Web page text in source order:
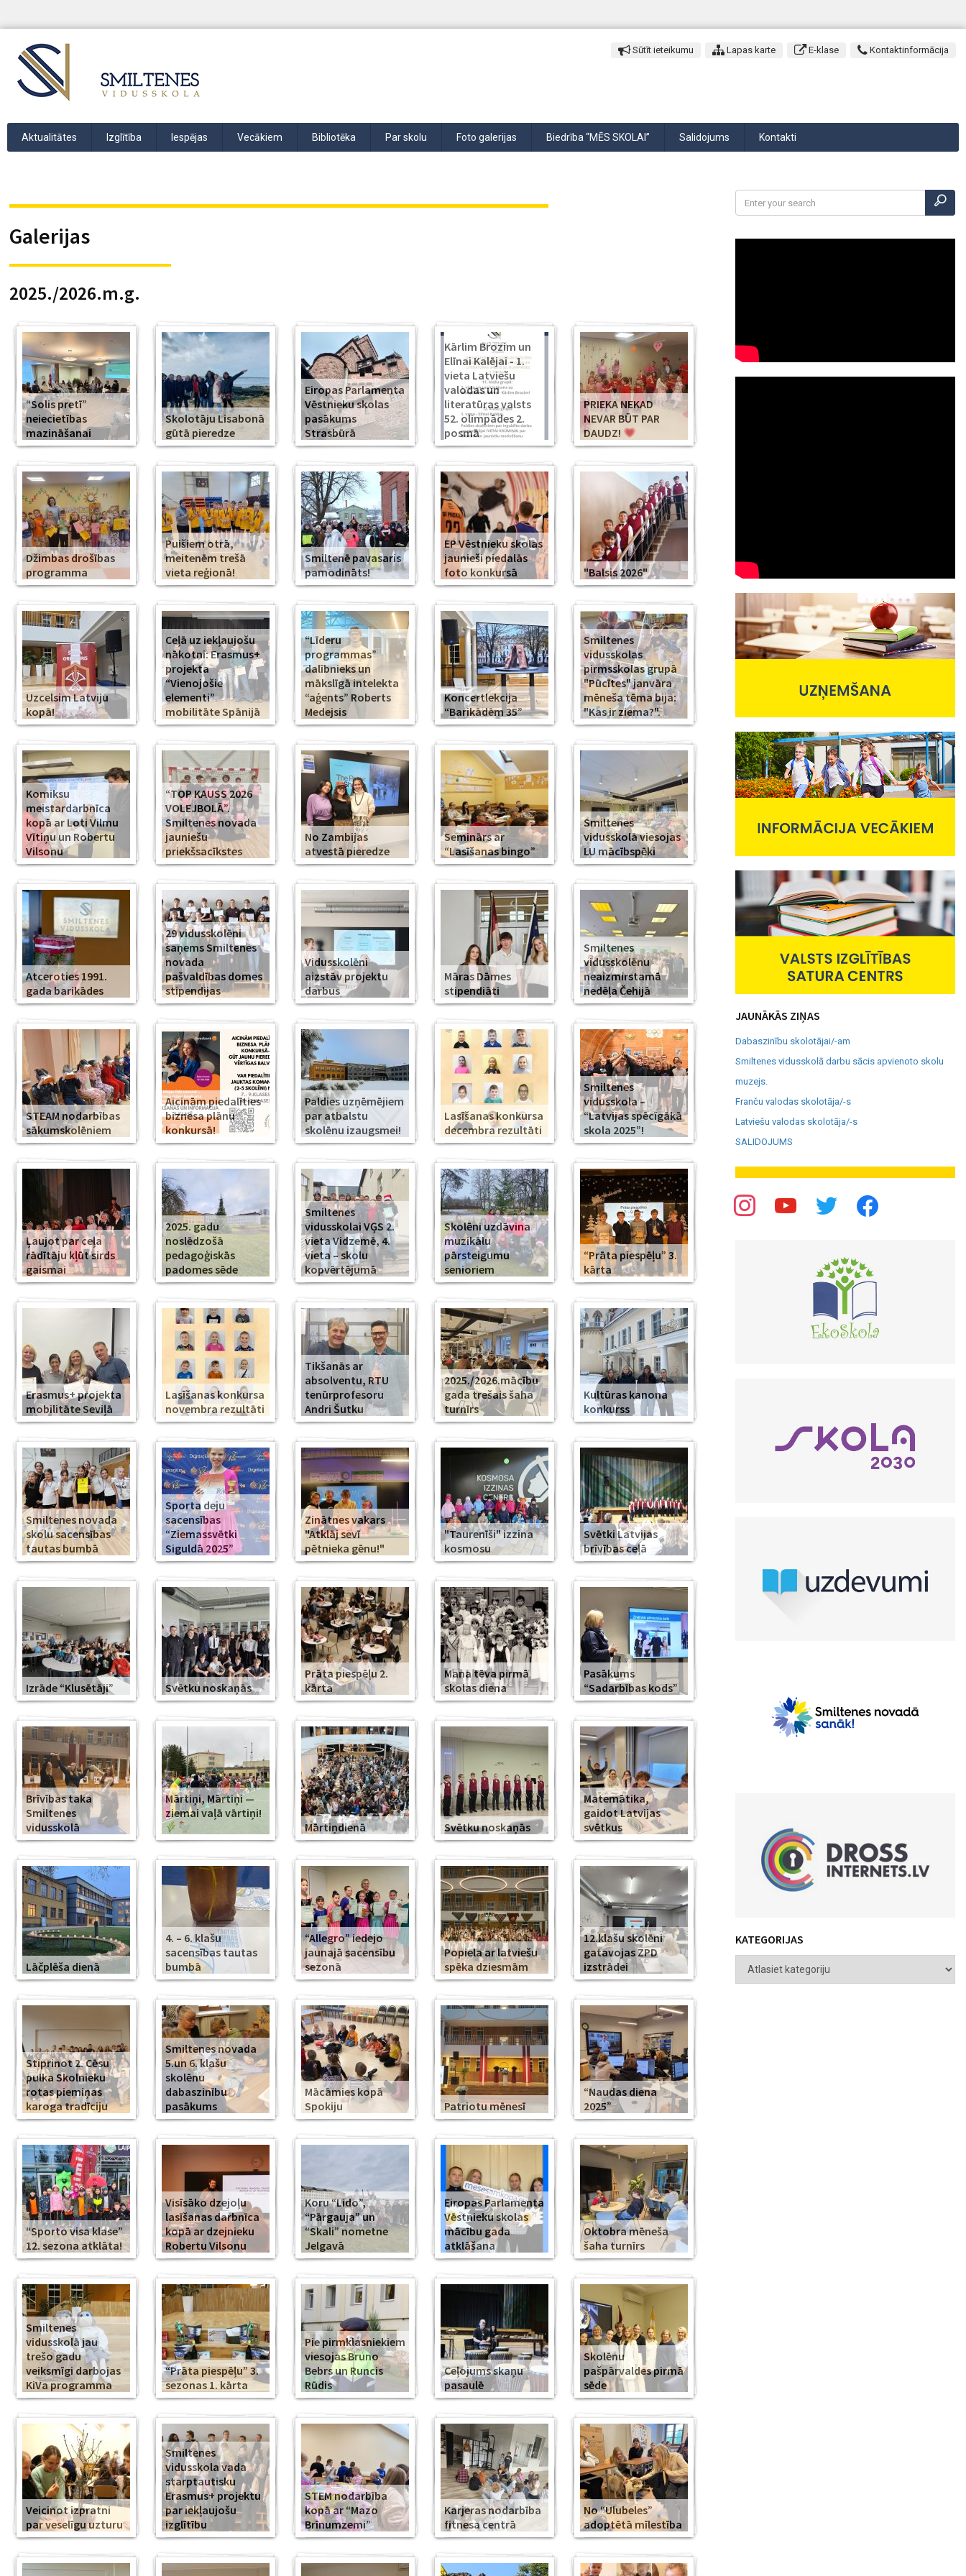
Sūtīt ieteikumu Lapas karte E-klase Kontaktinformācija
Aktualitātes Izglītība Iespējas Vecākiem Bibliotēka Par skolu Foto galerijas Biedrība “MĒS SKOLAI” Salidojums Kontakti
Galerijas
2025./2026.m.g.
“Solis pretī”
neiecietības
mazināšanai
Skolotāju Lisabonā
gūtā pieredze
Eiropas Parlamenta
Vēstnieku skolas
pasākums
Strasbūrā
Kārlim Brozim un
Elīnai Kalējai - 1.
vieta Latviešu
valodas un
literatūras valsts
52. olimpādes 2.
posmā
PRIEKA NEKAD
NEVAR BŪT PAR
DAUDZ!
Džimbas drošības
programma
Puišiem otrā,
meitenēm trešā
vieta reģionā!
Smiltenē pavasaris
pamodināts!
EP Vēstnieku skolas
jaunieši piedalās
foto konkursā
"Balsis 2026"
Uzcelsim Latviju
kopā!
Ceļā uz iekļaujošu
nākotni: Erasmus+
projekta
“Vienojošie
elementi”
mobilitāte Spānijā
“Līderu
programmas”
dalībnieks un
mākslīgā intelekta
“aģents” Roberts
Medejsis
Koncertlekcija
“Barikādēm 35”
Smiltenes
vidusskolas
pirmsskolas grupā
"Pūcītes" janvāra
mēneša tēma bija:
"Kas ir ziema?".
Komiksu
meistardarbnīca
kopā ar Loti Vilmu
Vītiņu un Robertu
Vilsonu
“TOP KAUSS 2026
VOLEJBOLĀ”.
Smiltenes novada
jauniešu
priekšsacīkstes
No Zambijas
atvestā pieredze
Seminārs ar
“Lasīšanas bingo”
Smiltenes
vidusskolā viesojas
LU mācībspēki
Atceroties 1991.
gada barikādes
29 vidusskolēni
saņems Smiltenes
novada
pašvaldības domes
stipendijas
Vidusskolēni
aizstāv projektu
darbus
Māras Dāmes
stipendiāti
Smiltenes
vidusskolēnu
neaizmirstamā
nedēļa Čehijā
STEAM nodarbības
sākumskolēniem
Aicinām piedalīties
biznesa plānu
konkursā!
Paldies uzņēmējiem
par atbalstu
skolēnu izaugsmei!
Lasīšanas konkursa
decembra rezultāti
Smiltenes
vidusskola –
“Latvijas spēcīgākā
skola 2025”!
Ļaujot par ceļa
rādītāju kļūt sirds
gaismai
2025. gadu
noslēdzošā
pedagoģiskās
padomes sēde
Smiltenes
vidusskolai VĢS 2.
vieta Vidzemē, 4.
vieta – skolu
kopvērtējumā
Skolēni uzdāvina
muzikālu
pārsteigumu
senioriem
“Prāta piespēļu” 3.
kārta
Erasmus+ projekta
mobilitāte Seviļā
Lasīšanas konkursa
novembra rezultāti
Tikšanās ar
absolventu, RTU
tenūrprofesoru
Andri Šutku
2025./2026.mācību
gada trešais šaha
turnīrs
Kultūras kanona
konkurss
Smiltenes novada
skolu sacensības
tautas bumbā
Sporta deju
sacensības
“Ziemassvētki
Siguldā 2025”
Zinātnes vakars
"Atklāj sevī
pētnieka gēnu!"
"Taurenīši" izzina
kosmosu
Svētki Latvijas
brīvības ceļā
Izrāde “Klusētāji” Svētku noskaņās
Prāta piespēļu 2.
kārta
Mana tēva pirmā
skolas diena
Pasākums
“Sadarbības kods”
Brīvības taka
Smiltenes
vidusskolā
Mārtiņi, Mārtiņi —
ziemai vaļā vārtiņi!
Mārtiņdienā
Svētku noskaņās
Matemātika,
gaidot Latvijas
svētkus
Lāčplēša dienā
4. – 6. klašu
sacensības tautas
bumbā
“Allegro” iedejo
jaunajā sacensību
sezonā
Popiela ar latviešu
spēka dziesmām
12.klašu skolēni
gatavojas ZPD
izstrādei
Stiprinot 2. Cēsu
pulka Skolnieku
rotas piemiņas
karoga tradīciju
Smiltenes novada
5.un 6. klašu
skolēnu
dabaszinību
pasākums
Mācāmies kopā
Spokiju
Patriotu mēnesī
“Naudas diena
2025”
“Sporto visa klase”
12. sezona atklāta!
Visīsāko dzejoļu
lasīšanas darbnīca
kopā ar dzejnieku
Robertu Vilsonu
Koru “Lido”,
“Pārgauja” un
“Skali” nometne
Jelgavā
Eiropas Parlamenta
Vēstnieku skolas
mācību gada
atklāšana
Oktobra mēneša
šaha turnīrs
Smiltenes
vidusskolā jau
trešo gadu
veiksmīgi darbojas
KiVa programma
“Prāta piespēļu” 3.
sezonas 1. kārta
Pie pirmklasniekiem
viesojas Bruno
Bebrs un Runcis
Rūdis
Ceļojums skaņu
pasaulē
Skolēnu
pašpārvaldes pirmā
sēde
Veicinot izpratni
par veselīgu uzturu
Smiltenes
vidusskola vada
starptautisku
Erasmus+ projektu
par iekļaujošu
izglītību
STEM nodarbība
kopā ar “Mazo
Brīnumzemi”
Karjeras nodarbība
fitnesa centrā
No “Ulubeles”
adoptētā mīlestība
JAUNĀKĀS ZIŅAS
Dabaszinību skolotājai/-am
Smiltenes vidusskolā darbu sācis apvienoto skolu
muzejs.
Franču valodas skolotāja/-s
Latviešu valodas skolotāja/-s
SALIDOJUMS
KATEGORIJAS